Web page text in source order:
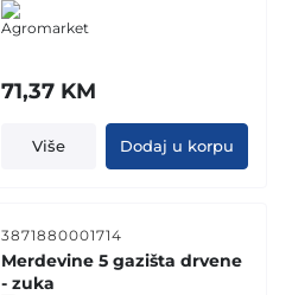
71,37 KM
Više Dodaj u korpu
3871880001714
Merdevine 5 gazišta drvene
- zuka